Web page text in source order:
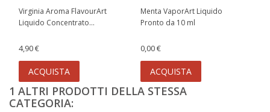
Virginia Aroma FlavourArt
Liquido Concentrato...
4,90 €
ACQUISTA
Menta VaporArt Liquido
Pronto da 10 ml
0,00 €
ACQUISTA
1 ALTRI PRODOTTI DELLA STESSA
CATEGORIA: